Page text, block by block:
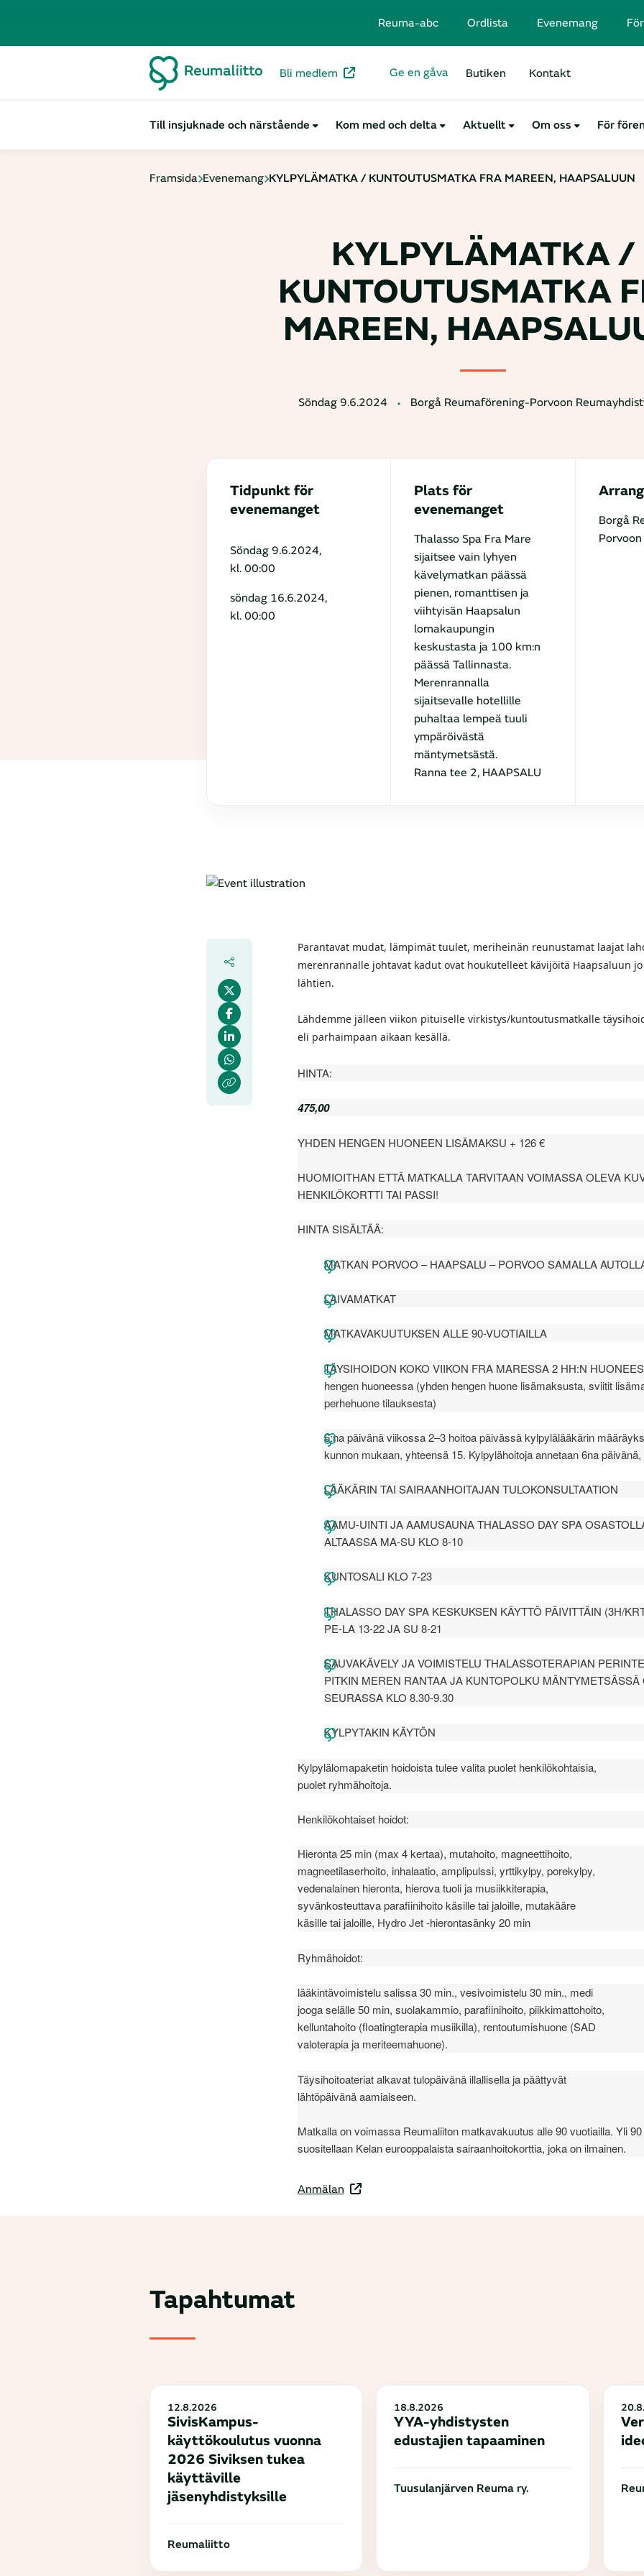
Reuma-abc Ordlista Evenemang
Bli medlem Ge en gåva Butiken Kontakt
Till insjuknade och närstående Kom med och delta Aktuellt Om oss För
Framsida Evenemang KYLPYLÄMATKA / KUNTOUTUSMATKA FRA MAREEN, HAAPSALUUN
KYLPYLÄMATKA /
KUNTOUTUSMATKA
MAREEN,
Söndag 9.6.2024 Borgå Reumaförening-Porvoon
Tidpunkt för
evenemanget
Söndag 9.6.2024,
kl. 00:00
söndag 16.6.2024,
kl. 00:00
Plats för
evenemanget
Thalasso Spa Fra Mare
sijaitsee vain lyhyen
kävelymatkan päässä
pienen, romanttisen ja
viihtyisän Haapsalun
lomakaupungin
keskustasta ja 100 km:n
päässä Tallinnasta.
Merenrannalla
sijaitsevalle hotellille
puhaltaa lempeä tuuli
ympäröivästä
mäntymetsästä.
Ranna tee 2, HAAPSALU
Borgå
Parantavat mudat, lämpimät tuulet, meriheinän reunustamat laajat
merenrannalle johtavat kadut ovat houkutelleet kävijöitä Haapsaluun
lähtien.
Lähdemme jälleen viikon pituiselle virkistys/kuntoutusmatkalle
eli parhaimpaan aikaan kesällä.
HINTA:
475,00
YHDEN HENGEN HUONEEN LISÄMAKSU + 126 €
HUOMIOITHAN ETTÄ MATKALLA TARVITAAN VOIMASSA OLEVA
HENKILÖKORTTI TAI PASSI!
HINTA SISÄLTÄÄ:
MATKAN PORVOO – HAAPSALU – PORVOO SAMALLA
LAIVAMATKAT
MATKAVAKUUTUKSEN ALLE 90-VUOTIAILLA
TÄYSIHOIDON KOKO VIIKON FRA MARESSA 2 HH:N
hengen huoneessa (yhden hengen huone lisämaksusta, sviitit
perhehuone tilauksesta)
6:na päivänä viikossa 2–3 hoitoa päivässä kylpylälääkärin
kunnon mukaan, yhteensä 15. Kylpylähoitoja annetaan 6na
LÄÄKÄRIN TAI SAIRAANHOITAJAN TULOKONSULTAATION
AAMU-UINTI JA AAMUSAUNA THALASSO DAY SPA
ALTAASSA MA-SU KLO 8-10
KUNTOSALI KLO 7-23
THALASSO DAY SPA KESKUKSEN KÄYTTÖ PÄIVITTÄIN (3H/
PE-LA 13-22 JA SU 8-21
SAUVAKÄVELY JA VOIMISTELU THALASSOTERAPIAN
PITKIN MEREN RANTAA JA KUNTOPOLKU MÄNTYMETSÄSSÄ
SEURASSA KLO 8.30-9.30
KYLPYTAKIN KÄYTÖN
Kylpylälomapaketin hoidoista tulee valita puolet henkilökohtaisia,
puolet ryhmähoitoja.
Henkilökohtaiset hoidot:
Hieronta 25 min (max 4 kertaa), mutahoito, magneettihoito,
magneetilaserhoito, inhalaatio, amplipulssi, yrttikylpy, porekylpy,
vedenalainen hieronta, hierova tuoli ja musiikkiterapia,
syvänkosteuttava parafiinihoito käsille tai jaloille, mutakääre
käsille tai jaloille, Hydro Jet -hierontasänky 20 min
Ryhmähoidot:
lääkintävoimistelu salissa 30 min., vesivoimistelu 30 min., medi
jooga selälle 50 min, suolakammio, parafiinihoito, piikkimattohoito,
kelluntahoito (floatingterapia musiikilla), rentoutumishuone (SAD
valoterapia ja meriteemahuone).
Täysihoitoateriat alkavat tulopäivänä illallisella ja päättyvät
lähtöpäivänä aamiaiseen.
Matkalla on voimassa Reumaliiton matkavakuutus alle 90 vuotiailla. Yli
suositellaan Kelan eurooppalaista sairaanhoitokorttia, joka on ilmainen.
Anmälan
Tapahtumat
12.8.2026
SivisKampus-
käyttökoulutus vuonna
2026 Siviksen tukea
käyttäville
jäsenyhdistyksille
Reumaliitto
18.8.2026
YYA-yhdistysten
edustajien tapaaminen
Tuusulanjärven Reuma ry.